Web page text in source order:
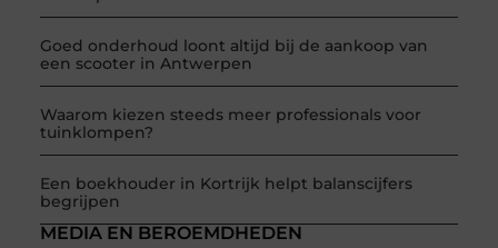
Goed onderhoud loont altijd bij de aankoop van
een scooter in Antwerpen
Waarom kiezen steeds meer professionals voor
tuinklompen?
Een boekhouder in Kortrijk helpt balanscijfers
begrijpen
MEDIA EN BEROEMDHEDEN